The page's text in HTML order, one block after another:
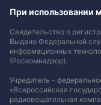
При использовании
Свидетельство о
Выдано Федеральной
информационных
(Роскомнадзор).
Учредитель -
«Всероссийская
радиовещательная